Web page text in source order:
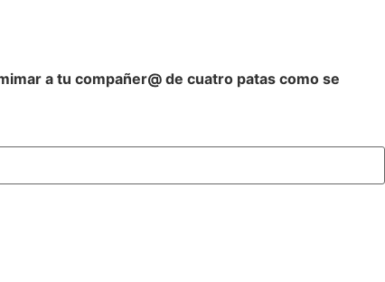
a tu compañer@ de cuatro patas como se